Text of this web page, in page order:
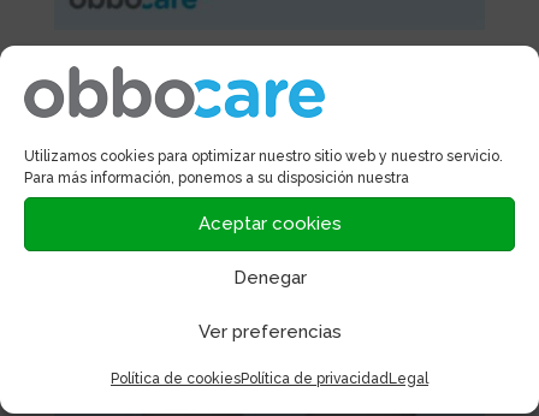
Utilizamos cookies para optimizar nuestro sitio web y nuestro servicio.
Para más información, ponemos a su disposición nuestra
Aceptar cookies
Denegar
Ver preferencias
Política de cookiesPolítica de privacidadLegal
Cojín cuadrado
22,50€ - 45,00€Rango
precios:
desde
22,50€
hasta
45,00€